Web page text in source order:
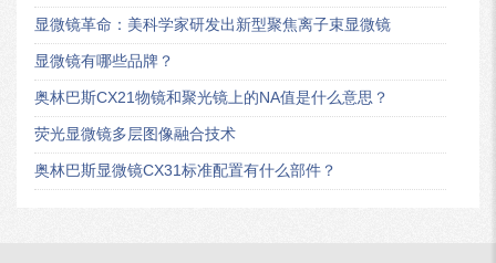
显微镜革命：美科学家研发出新型聚焦离子束显微镜
显微镜有哪些品牌？
奥林巴斯CX21物镜和聚光镜上的NA值是什么意思？
荧光显微镜多层图像融合技术
奥林巴斯显微镜CX31标准配置有什么部件？